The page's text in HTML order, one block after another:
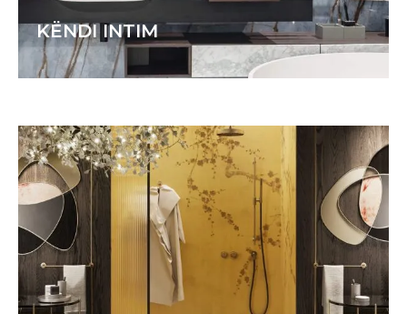
KËNDI INTIM